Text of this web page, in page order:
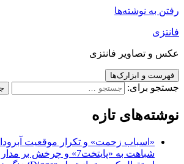
رفتن به نوشته‌ها
فانتزی
عکس و تصاویر فانتزی
فهرست و ابزارک‌ها
جستجو برای:
نوشته‌های تازه
«اسباب زحمت» و تکرار موقعیت
شباهت به «پایتخت7» و چرخش بر مدار تکرار